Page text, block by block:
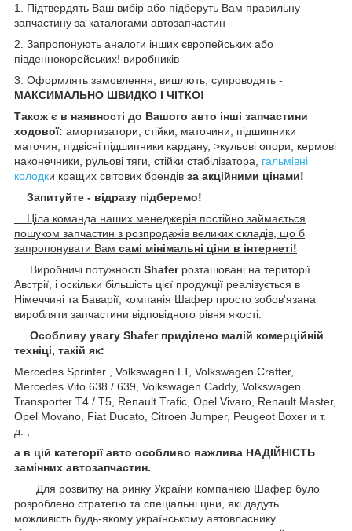
1. Підтвердять Ваш вибір або підберуть Вам правильну
запчастину за каталогами автозапчастин
2. Запропонують аналоги інших європейських або
південнокорейських! виробників
3. Оформлять замовлення, вишлють, супроводять -
МАКСИМАЛЬНО ШВИДКО І ЧІТКО!
Також є в наявності до Вашого авто інші запчастини
ходової: амортизатори, стійки, маточини , підшипники
маточин,
підвісні підшипники кардану, >кульові опори, кермові
наконечники, рульові тяги, стійки стабілізатора,
гальмівні
колодки кращих світових брендів за акційними цінами!
Запитуйте - відразу підберемо!
Ціла команда наших менеджерів постійно займається
пошуком запчастин з розпродажів великих складів, що б
запропонувати Вам самі мінімальні ціни в інтернеті!
Виробничі потужності Shaferрозташовані на території
Австрії, і оскільки більшість цієї продукції реалізується в
Німеччині та Баварії, компанія Шафер просто зобов'язана
виробляти запчастини відповідного рівня якості.
Особливу увагу Shafer приділено малій комерційній
техніці, такій як:
Mercedes Sprinter , Volkswagen LT, Volkswagen Crafter,
Mercedes Vito 638 / 639, Volkswagen Caddy, Volkswagen
Transporter T4 / T5, Renault Trafic, Opel Vivaro, Renault Master,
Opel Movano, Fiat Ducato, Citroen Jumper, Peugeot Boxer и т.
д. ,
а в цій категорії авто особливо важлива НАДІЙНІСТЬ
замінних автозапчастин.
Для розвитку на ринку України компанією Шафер було
розроблено стратегію та спеціальні ціни, які дадуть
можливість будь-якому українському автовласнику